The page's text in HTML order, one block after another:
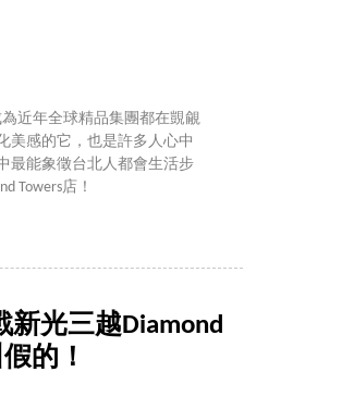
近年全球精品集團都在覬覦
美感的它，也是許多人心中
最能象徵台北人都會生活步
Towers店！
光三越Diamond
的！